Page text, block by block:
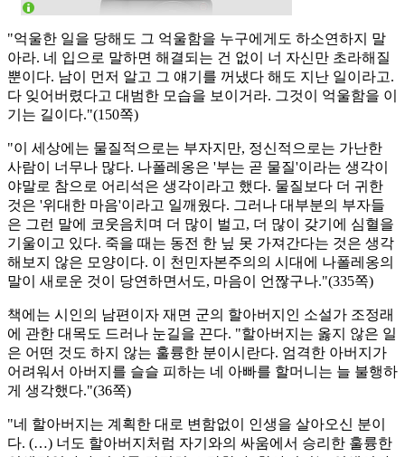
"억울한 일을 당해도 그 억울함을 누구에게도 하소연하지 말
아라. 네 입으로 말하면 해결되는 건 없이 너 자신만 초라해질
뿐이다. 남이 먼저 알고 그 얘기를 꺼냈다 해도 지난 일이라고.
다 잊어버렸다고 대범한 모습을 보이거라. 그것이 억울함을 이
기는 길이다."(150쪽)
"이 세상에는 물질적으로는 부자지만, 정신적으로는 가난한
사람이 너무나 많다. 나폴레옹은 '부는 곧 물질'이라는 생각이
야말로 참으로 어리석은 생각이라고 했다. 물질보다 더 귀한
것은 '위대한 마음'이라고 일깨웠다. 그러나 대부분의 부자들
은 그런 말에 코웃음치며 더 많이 벌고, 더 많이 갖기에 심혈을
기울이고 있다. 죽을 때는 동전 한 닢 못 가져간다는 것은 생각
해보지 않은 모양이다. 이 천민자본주의의 시대에 나폴레옹의
말이 새로운 것이 당연하면서도, 마음이 언짢구나."(335쪽)
책에는 시인의 남편이자 재면 군의 할아버지인 소설가 조정래
에 관한 대목도 드러나 눈길을 끈다. "할아버지는 옳지 않은 일
은 어떤 것도 하지 않는 훌륭한 분이시란다. 엄격한 아버지가
어려워서 아버지를 슬슬 피하는 네 아빠를 할머니는 늘 불행하
게 생각했다."(36쪽)
"네 할아버지는 계획한 대로 변함없이 인생을 살아오신 분이
다. (…) 너도 할아버지처럼 자기와의 싸움에서 승리한 훌륭한